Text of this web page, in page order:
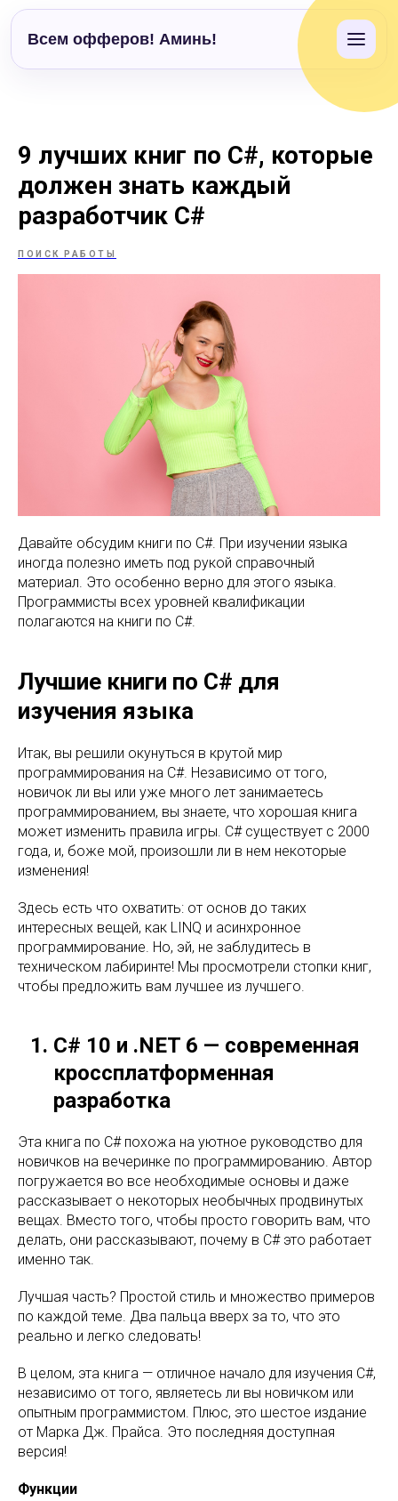
Всем офферов! Аминь!
9 лучших книг по C#, которые
должен знать каждый
разработчик C#
ПОИСК РАБОТЫ
Давайте обсудим книги по C#. При изучении языка
иногда полезно иметь под рукой справочный
материал. Это особенно верно для этого языка.
Программисты всех уровней квалификации
полагаются на книги по C#.
Лучшие книги по C# для
изучения языка
Итак, вы решили окунуться в крутой мир
программирования на C#. Независимо от того,
новичок ли вы или уже много лет занимаетесь
программированием, вы знаете, что хорошая книга
может изменить правила игры. C# существует с 2000
года, и, боже мой, произошли ли в нем некоторые
изменения!
Здесь есть что охватить: от основ до таких
интересных вещей, как LINQ и асинхронное
программирование. Но, эй, не заблудитесь в
техническом лабиринте! Мы просмотрели стопки книг,
чтобы предложить вам лучшее из лучшего.
C# 10 и .NET 6 — современная
кроссплатформенная
разработка
Эта книга по C# похожа на уютное руководство для
новичков на вечеринке по программированию. Автор
погружается во все необходимые основы и даже
рассказывает о некоторых необычных продвинутых
вещах. Вместо того, чтобы просто говорить вам, что
делать, они рассказывают, почему в C# это работает
именно так.
Лучшая часть? Простой стиль и множество примеров
по каждой теме. Два пальца вверх за то, что это
реально и легко следовать!
В целом, эта книга — отличное начало для изучения C#,
независимо от того, являетесь ли вы новичком или
опытным программистом. Плюс, это шестое издание
от Марка Дж. Прайса. Это последняя доступная
версия!
Функции